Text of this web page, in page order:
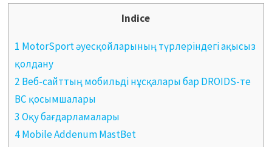
Indice
1 MotorSport әуесқойларының түрлеріндегі ақысыз
қолдану
2 Веб-сайттың мобильді нұсқалары бар DROIDS-те
BC қосымшалары
3 Оқу бағдарламалары
4 Mobile Addenum MastBet